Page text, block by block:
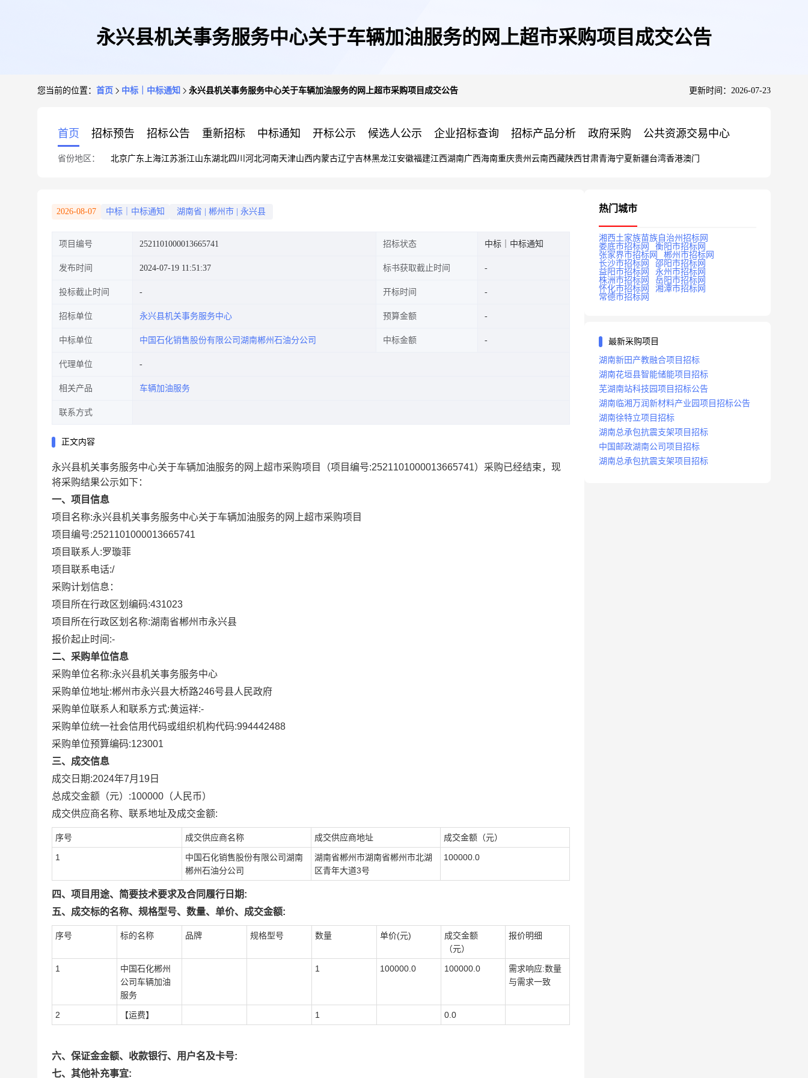
永兴县机关事务服务中心关于车辆加油服务的网上超市采购项目成交公告
您当前的位置： 首页 中标｜中标通知 永兴县机关事务服务中心关于车辆加油服务的网上超市采购项目成交公告 更新时间：2026-07-23
首页 招标预告 招标公告 重新招标 中标通知 开标公示 候选人公示 企业招标查询 招标产品分析 政府采购 公共资源交易中心
省份地区： 北京广东 上海江苏浙江山东湖北四川 河北河南天津山西内蒙古辽宁吉林黑龙江安徽福建江西湖南广西海南重庆贵州 云南西藏陕西甘肃青海宁夏新疆台湾香港澳门
2026-08-07 中标｜中标通知 湖南省 郴州市 永兴县
项目编号 2521101000013665741 招标状态 中标｜中标通知
发布时间 2024-07-19 11:51:37 标书获取截止时间
投标截止时间 开标时间
招标单位 永兴县机关事务服务中心 预算金额
中标单位 中国石化销售股份有限公司湖南郴州石油分公司 中标金额
代理单位
相关产品 车辆加油服务
联系方式
正文内容
永兴县机关事务服务中心关于车辆加油服务的网上超市采购项目 （项目编号:2521101000013665741）采购已经结束，现
将采购结果公示如下：
一、项目信息
项目名称:永兴县机关事务服务中心关于车辆加油服务的网上超市采购项目
项目编号:2521101000013665741
项目联系人:罗璇菲
项目联系电话:/
采购计划信息：
项目所在行政区划编码:431023
项目所在行政区划名称:湖南省郴州市永兴县
报价起止时间:-
二、采购单位信息
采购单位名称:永兴县机关事务服务中心
采购单位地址:郴州市永兴县大桥路246号县人民政府
采购单位联系人和联系方式:黄运祥:-
采购单位统一社会信用代码或组织机构代码:994442488
采购单位预算编码:123001
三、成交信息
成交日期:2024年7月19日
总成交金额（元）:100000 （人民币）
成交供应商名称、联系地址及成交金额:
序号 成交供应商名称 成交供应商地址 成交金额（元）
1
中国石化销售股份有限公司湖南
郴州石油分公司
湖南省郴州市湖南省郴州市北湖
区青年大道3号
100000.0
四、项目用途、简要技术要求及合同履行日期:
五、成交标的名称、规格型号、数量、单价、成交金额:
序号 标的名称 品牌 规格型号 数量 单价(元)
成交金额
（元）
报价明细
1
中国石化郴州
公司车辆加油
服务
1 100000.0 100000.0
需求响应:数量
与需求一致
2 【运费】 1 0.0
六、保证金金额、收款银行、用户名及卡号:
七、其他补充事宜:
热门城市
湘西土家族苗族自治州招标网
娄底市招标网
衡阳市招标网
张家界市招标网
郴州市招标网
长沙市招标网
邵阳市招标网
益阳市招标网
永州市招标网
株洲市招标网
岳阳市招标网
怀化市招标网
湘潭市招标网
常德市招标网
最新采购项目
湖南新田产教融合项目招标
湖南花垣县智能储能项目招标
芜湖南站科技园项目招标公告
湖南临湘万润新材料产业园项目招标公告
湖南徐特立项目招标
湖南总承包抗震支架项目招标
中国邮政湖南公司项目招标
湖南总承包抗震支架项目招标